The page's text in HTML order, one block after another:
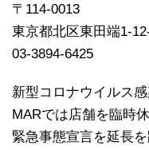
〒114-0013
東京都北区東田端1-
03-3894-6425
新型コロナウイルス
MARでは店舗を臨時
緊急事態宣言を延長